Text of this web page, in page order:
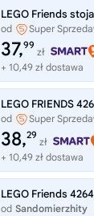
od Super
37,99
zł
+ 10,49 zł dostawa
od Super
38,29
zł
+ 10,49 zł dostawa
od Sandomierzhity